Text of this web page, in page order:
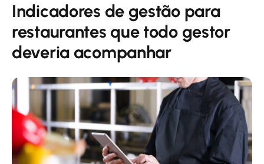
Indicadores de gestão para
restaurantes que todo gestor
deveria acompanhar